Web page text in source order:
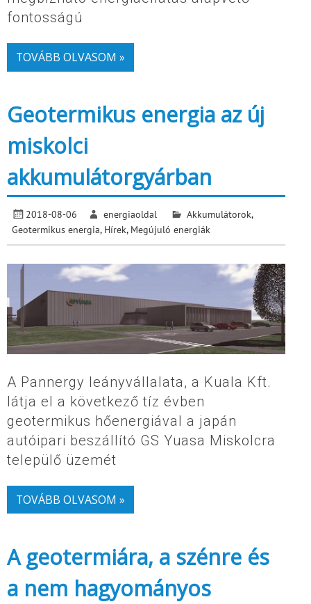
fontosságú
TOVÁBB OLVASOM »
Geotermikus energia az új
miskolci
akkumulátorgyárban
2018-08-06 energiaoldal Akkumulátorok,
Geotermikus energia, Hírek, Megújuló energiák
A Pannergy leányvállalata, a Kuala Kft.
látja el a következő tíz évben
geotermikus hőenergiával a japán
autóipari beszállító GS Yuasa Miskolcra
települő üzemét
TOVÁBB OLVASOM »
A geotermiára, a szénre és
a nem hagyományos